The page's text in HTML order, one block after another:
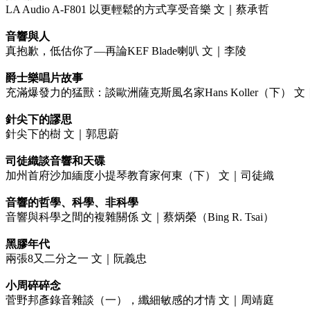
LA Audio A-F801 以更輕鬆的方式享受音樂 文｜蔡承哲
音響與人
真抱歉，低估你了—再論KEF Blade喇叭 文｜李陵
爵士樂唱片故事
充滿爆發力的猛獸：談歐洲薩克斯風名家Hans Koller（下） 文
針尖下的謬思
針尖下的樹 文｜郭思蔚
司徒織談音響和天碟
加州首府沙加緬度小提琴教育家何東（下） 文｜司徒織
音響的哲學、科學、非科學
音響與科學之間的複雜關係 文｜蔡炳榮（Bing R. Tsai）
黑膠年代
兩張8又二分之一 文｜阮義忠
小周碎碎念
菅野邦彥錄音雜談（一），纖細敏感的才情 文｜周靖庭